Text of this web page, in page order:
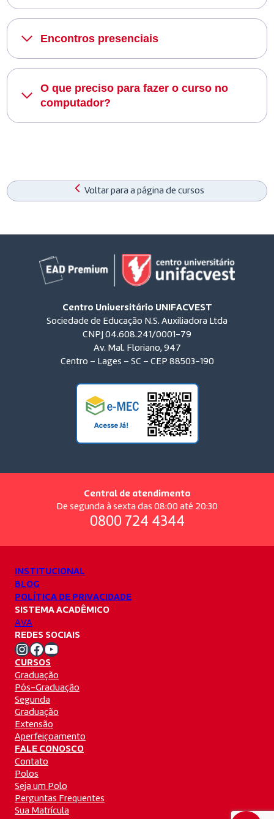
Encontros presenciais
O que preciso para fazer o curso no
computador?
Voltar para a página de cursos
Centro Universitário UNIFACVEST
Sociedade de Educação N.S. Auxiliadora Ltda
CNPJ 04.608.241/0001-79
Av. Mal. Floriano, 947
Centro – Lages – SC – CEP 88503-190
Central de atendimento
De segunda à sexta das 08:00 até 20:30
0800 724 4344
INSTITUCIONAL
BLOG
POLÍTICA DE PRIVACIDADE
SISTEMA ACADÊMICO
AVA
REDES SOCIAIS
Instagram Unifacvest Facebook Unifacvest Youtube Unifacvest
CURSOS
Graduação
Pós-Graduação
Segunda
Graduação
Extensão
Aperfeiçoamento
FALE CONOSCO
Contato
Polos
Seja um Polo
Perguntas Frequentes
Sua Matrícula